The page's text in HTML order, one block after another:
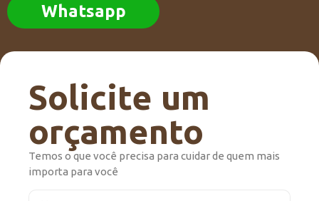
Whatsapp
Solicite um
orçamento
Temos o que você precisa para cuidar de quem mais
importa para você